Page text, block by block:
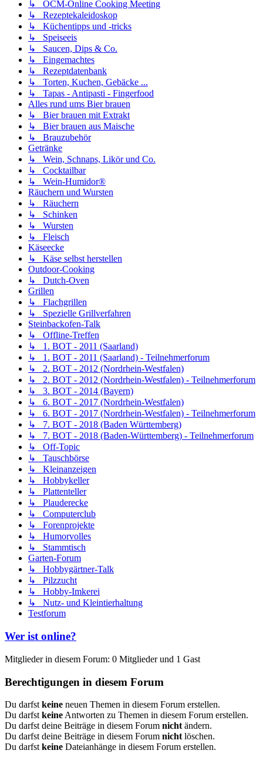
↳ OCM-Online Cooking Meeting
↳ Rezeptekaleidoskop
↳ Küchentipps und -tricks
↳ Speiseeis
↳ Saucen, Dips & Co.
↳ Eingemachtes
↳ Rezeptdatenbank
↳ Torten, Kuchen, Gebäcke ...
↳ Tapas - Antipasti - Fingerfood
Alles rund ums Bier brauen
↳ Bier brauen mit Extrakt
↳ Bier brauen aus Maische
↳ Brauzubehör
Getränke
↳ Wein, Schnaps, Likör und Co.
↳ Cocktailbar
↳ Wein-Humidor®
Räuchern und Wursten
↳ Räuchern
↳ Schinken
↳ Wursten
↳ Fleisch
Käseecke
↳ Käse selbst herstellen
Outdoor-Cooking
↳ Dutch-Oven
Grillen
↳ Flachgrillen
↳ Spezielle Grillverfahren
Steinbackofen-Talk
↳ Offline-Treffen
↳ 1. BOT - 2011 (Saarland)
↳ 1. BOT - 2011 (Saarland) - Teilnehmerforum
↳ 2. BOT - 2012 (Nordrhein-Westfalen)
↳ 2. BOT - 2012 (Nordrhein-Westfalen) - Teilnehmerforum
↳ 3. BOT - 2014 (Bayern)
↳ 6. BOT - 2017 (Nordrhein-Westfalen)
↳ 6. BOT - 2017 (Nordrhein-Westfalen) - Teilnehmerforum
↳ 7. BOT - 2018 (Baden Württemberg)
↳ 7. BOT - 2018 (Baden-Württemberg) - Teilnehmerforum
↳ Off-Topic
↳ Tauschbörse
↳ Kleinanzeigen
↳ Hobbykeller
↳ Plattenteller
↳ Plauderecke
↳ Computerclub
↳ Forenprojekte
↳ Humorvolles
↳ Stammtisch
Garten-Forum
↳ Hobbygärtner-Talk
↳ Pilzzucht
↳ Hobby-Imkerei
↳ Nutz- und Kleintierhaltung
Testforum
Wer ist online?
Mitglieder in diesem Forum: 0 Mitglieder und 1 Gast
Berechtigungen in diesem Forum
Du darfst keine neuen Themen in diesem Forum erstellen.
Du darfst keine Antworten zu Themen in diesem Forum erstellen.
Du darfst deine Beiträge in diesem Forum nicht ändern.
Du darfst deine Beiträge in diesem Forum nicht löschen.
Du darfst keine Dateianhänge in diesem Forum erstellen.